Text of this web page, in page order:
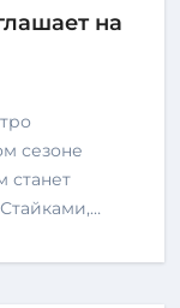
на
сезоне
станет